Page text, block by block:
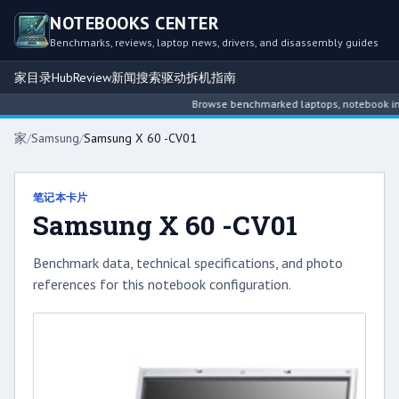
NOTEBOOKS CENTER
Benchmarks, reviews, laptop news, drivers, and disassembly guides
家目录HubReview新闻搜索驱动拆机指南
Browse benchmarked laptops, notebook
家/Samsung/Samsung X 60 -CV01
笔记本卡片
Samsung X 60 -CV01
Benchmark data, technical specifications, and photo
references for this notebook configuration.